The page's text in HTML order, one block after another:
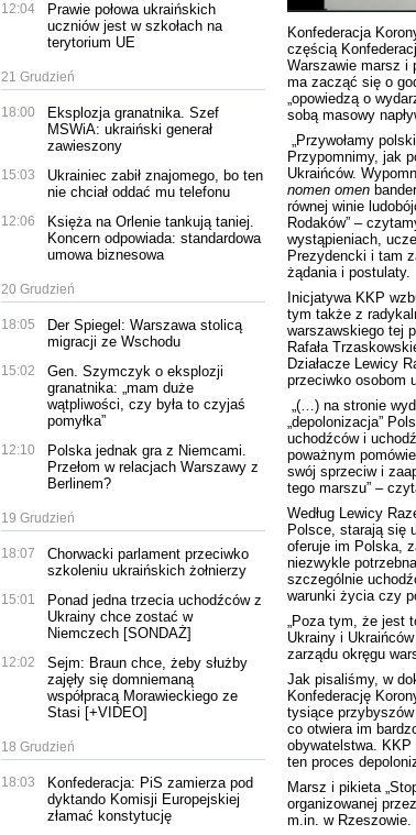
12:04
Prawie połowa ukraińskich
uczniów jest w szkołach na
terytorium UE
21 Grudzień
18:00
Eksplozja granatnika. Szef
MSWiA: ukraiński generał
zawieszony
15:03
Ukrainiec zabił znajomego, bo ten
nie chciał oddać mu telefonu
12:06
Księża na Orlenie tankują taniej.
Koncern odpowiada: standardowa
umowa biznesowa
20 Grudzień
18:05
Der Spiegel: Warszawa stolicą
migracji ze Wschodu
15:02
Gen. Szymczyk o eksplozji
granatnika: „mam duże
wątpliwości, czy była to czyjaś
pomyłka”
12:10
Polska jednak gra z Niemcami.
Przełom w relacjach Warszawy z
Berlinem?
19 Grudzień
18:07
Chorwacki parlament przeciwko
szkoleniu ukraińskich żołnierzy
15:01
Ponad jedna trzecia uchodźców z
Ukrainy chce zostać w
Niemczech [SONDAŻ]
12:02
Sejm: Braun chce, żeby służby
zajęły się domniemaną
współpracą Morawieckiego ze
Stasi [+VIDEO]
18 Grudzień
18:03
Konfederacja: PiS zamierza pod
dyktando Komisji Europejskiej
złamać konstytucję
Konfederacja
częścią
Warszawie marsz i
ma zacząć się o
„opowiedzą o
sobą masowy
„Przywołamy
Przypomnimy, jak
Ukraińców.
nomen omen
równej winie
Rodaków” –
wystąpieniach,
Prezydencki i tam
żądania i postulaty.
Inicjatywa KKP
tym także z
warszawskiego tej
Rafała
Działacze Lewicy
przeciwko osobom
„(…) na stronie
„depolonizacja”
uchodźców i
poważnym
swój sprzeciw i
tego marszu” –
Według Lewicy
Polsce, starają się
oferuje im Polska,
niezwykle
szczególnie
warunki życia czy
„Poza tym, że jest
Ukrainy i
zarządu okręgu
Jak pisaliśmy, w
Konfederację
tysiące przybyszów
co otwiera im
obywatelstwa. KKP
ten proces
Marsz i pikieta
organizowanej
m.in. w Rzeszowie.